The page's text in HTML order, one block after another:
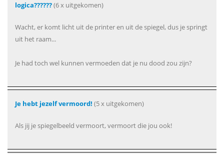
logica??????(6 x uitgekomen)
Wacht, er komt licht uit de printer en uit de spiegel, dus je springt
uit het raam...
Je had toch wel kunnen vermoeden dat je nu dood zou zijn?
Je hebt jezelf vermoord! (5 x uitgekomen)
Als jij je spiegelbeeld vermoort, vermoort die jou ook!